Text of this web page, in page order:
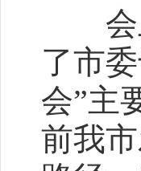
会上
了市
会”主
前我